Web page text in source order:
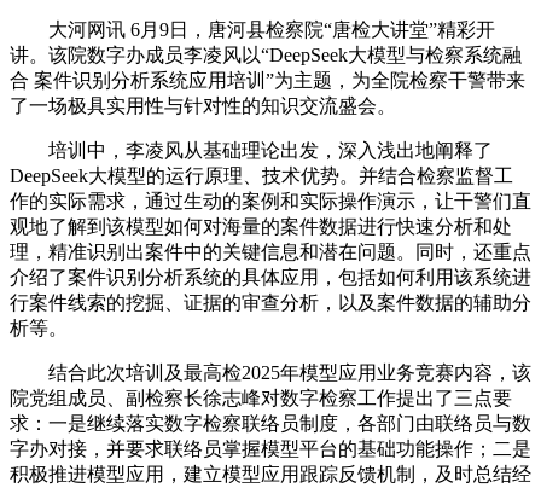
大河网讯 6月9日，唐河县检察院“唐检大讲堂”精彩开
讲。该院数字办成员李凌风以“DeepSeek大模型与检察系统融
合 案件识别分析系统应用培训”为主题，为全院检察干警带来
了一场极具实用性与针对性的知识交流盛会。
培训中，李凌风从基础理论出发，深入浅出地阐释了
DeepSeek大模型的运行原理、技术优势。并结合检察监督工
作的实际需求，通过生动的案例和实际操作演示，让干警们直
观地了解到该模型如何对海量的案件数据进行快速分析和处
理，精准识别出案件中的关键信息和潜在问题。同时，还重点
介绍了案件识别分析系统的具体应用，包括如何利用该系统进
行案件线索的挖掘、证据的审查分析，以及案件数据的辅助分
析等。
结合此次培训及最高检2025年模型应用业务竞赛内容，该
院党组成员、副检察长徐志峰对数字检察工作提出了三点要
求：一是继续落实数字检察联络员制度，各部门由联络员与数
字办对接，并要求联络员掌握模型平台的基础功能操作；二是
积极推进模型应用，建立模型应用跟踪反馈机制，及时总结经